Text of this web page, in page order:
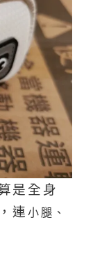
是全身
連小腿、